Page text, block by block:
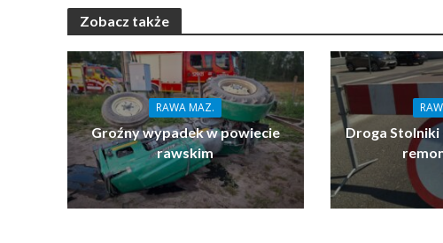
Zobacz także
RAWA MAZ.
Groźny wypadek w powiecie
rawskim
Droga Stolniki